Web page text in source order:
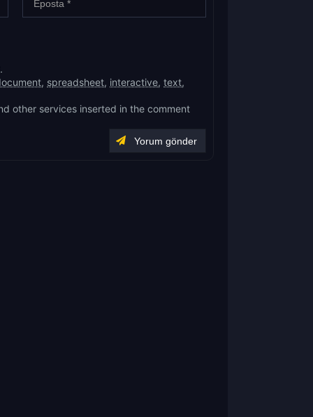
, spreadsheet, interactive,text,
other services inserted in the comment